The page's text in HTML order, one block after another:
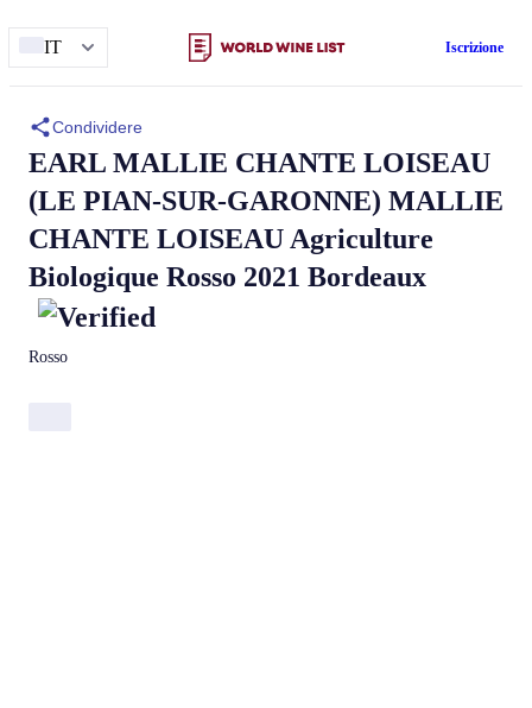
IT Iscrizione
Condividere
EARL MALLIE CHANTE LOISEAU
(LE PIAN-SUR-GARONNE) MALLIE
CHANTE LOISEAU Agriculture
Biologique Rosso 2021 Bordeaux
Rosso